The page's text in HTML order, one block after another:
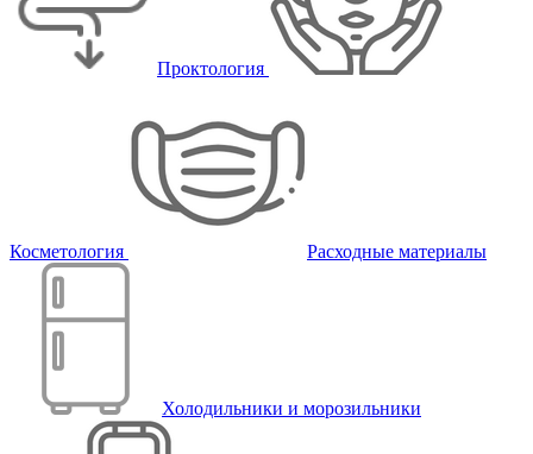
Проктология
Косметология Расходные материалы
Холодильники и морозильники